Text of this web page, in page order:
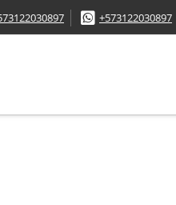
+573122030897